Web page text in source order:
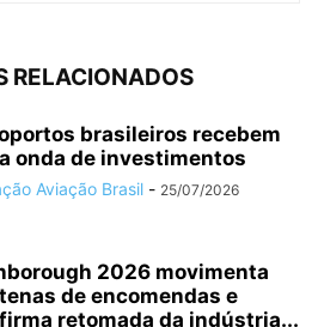
RELACIONADOS
brasileiros recebem
onda de investimentos
Aviação Brasil - 25/07/2026
2026 movimenta
de encomendas e
retomada da indústria...